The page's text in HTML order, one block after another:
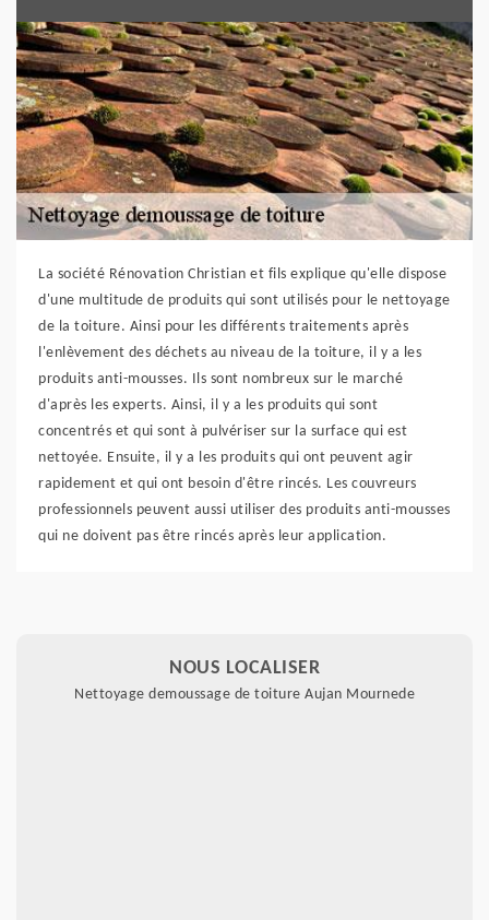
La société Rénovation Christian et fils explique qu'elle dispose
d'une multitude de produits qui sont utilisés pour le nettoyage
de la toiture. Ainsi pour les différents traitements après
l'enlèvement des déchets au niveau de la toiture, il y a les
produits anti-mousses. Ils sont nombreux sur le marché
d'après les experts. Ainsi, il y a les produits qui sont
concentrés et qui sont à pulvériser sur la surface qui est
nettoyée. Ensuite, il y a les produits qui ont peuvent agir
rapidement et qui ont besoin d'être rincés. Les couvreurs
professionnels peuvent aussi utiliser des produits anti-mousses
qui ne doivent pas être rincés après leur application.
NOUS LOCALISER
Nettoyage demoussage de toiture Aujan Mournede